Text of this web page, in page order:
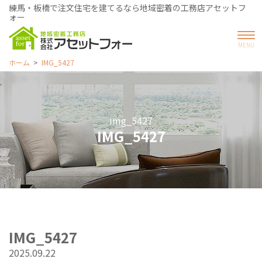
練馬・板橋で注文住宅を建てるなら地域密着の工務店アセットフ
ォー
ホーム IMG_5427
img_5427
IMG_5427
IMG_5427
2025.09.22